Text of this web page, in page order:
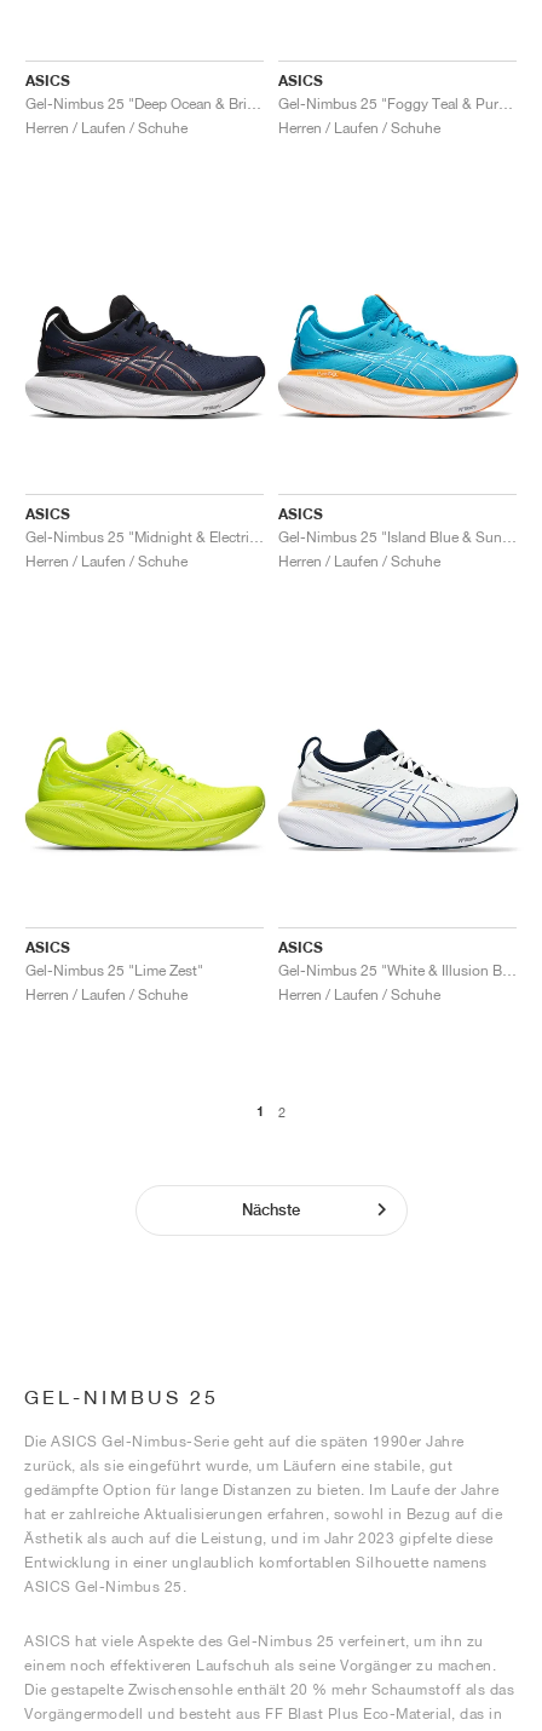
ASICS
Herren / Laufen / Schuhe
ASICS
Herren / Laufen / Schuhe
ASICS
Herren / Laufen / Schuhe
ASICS
Herren / Laufen / Schuhe
ASICS
Gel-Nimbus 25 "Lime Zest"
Herren / Laufen / Schuhe
ASICS
Herren / Laufen / Schuhe
1 2
Nächste
GEL-NIMBUS 25
Die ASICS Gel-Nimbus-Serie geht auf die späten 1990er Jahre
zurück, als sie eingeführt wurde, um Läufern eine stabile, gut
gedämpfte Option für lange Distanzen zu bieten. Im Laufe der Jahre
hat er zahlreiche Aktualisierungen erfahren, sowohl in Bezug auf die
Ästhetik als auch auf die Leistung, und im Jahr 2023 gipfelte diese
Entwicklung in einer unglaublich komfortablen Silhouette namens
ASICS Gel-Nimbus 25.
ASICS hat viele Aspekte des Gel-Nimbus 25 verfeinert, um ihn zu
einem noch effektiveren Laufschuh als seine Vorgänger zu machen.
Die gestapelte Zwischensohle enthält 20 % mehr Schaumstoff als das
Vorgängermodell und besteht aus FF Blast Plus Eco-Material, das in